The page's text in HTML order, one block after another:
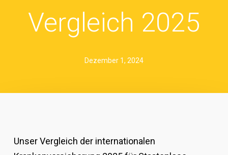
Vergleich 2025
Dezember 1, 2024
Unser Vergleich der internationalen